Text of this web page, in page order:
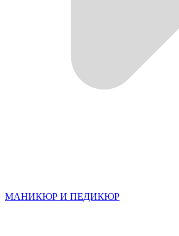
МАНИКЮР И ПЕДИКЮР